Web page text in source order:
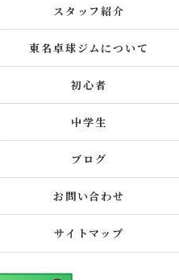
スタッフ紹介
東名卓球ジムについて
初心者
中学生
ブログ
お問い合わせ
サイトマップ